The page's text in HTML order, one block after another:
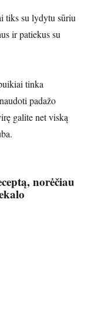
tiks su lydytu sūriu
ir patiekus su
tinka
padažo
galite net viską
norėčiau